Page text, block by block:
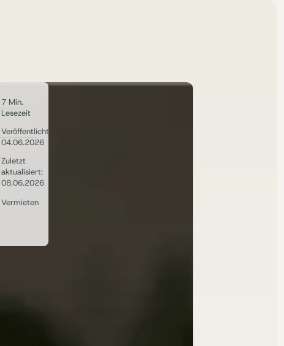
7 Min.
Lesezeit
Veröffentlicht:
04.06.2026
Zuletzt
aktualisiert:
08.06.2026
Vermieten